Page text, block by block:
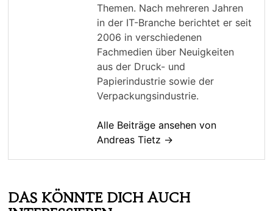
Themen. Nach mehreren Jahren
in der IT-Branche berichtet er seit
2006 in verschiedenen
Fachmedien über Neuigkeiten
aus der Druck- und
Papierindustrie sowie der
Verpackungsindustrie.
Alle Beiträge ansehen von
Andreas Tietz →
DAS KÖNNTE DICH AUCH